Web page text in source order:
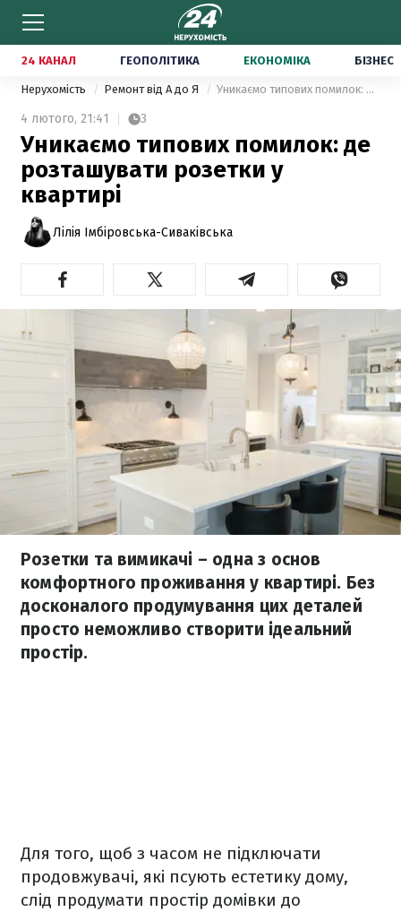
24 КАНАЛ ГЕОПОЛІТИКА ЕКОНОМІКА БІЗНЕС
Нерухомість Ремонт від А до Я Уникаємо типових помилок: де розташувати розетки у квартирі
4 лютого, 21:41 3
Уникаємо типових помилок: де
розташувати розетки у
квартирі
Лілія Імбіровська-Сиваківська
Розетки та вимикачі – одна з основ
комфортного проживання у квартирі. Без
досконалого продумування цих деталей
просто неможливо створити ідеальний
простір.
Для того, щоб з часом не підключати
продовжувачі, які псують естетику дому,
слід продумати простір домівки до